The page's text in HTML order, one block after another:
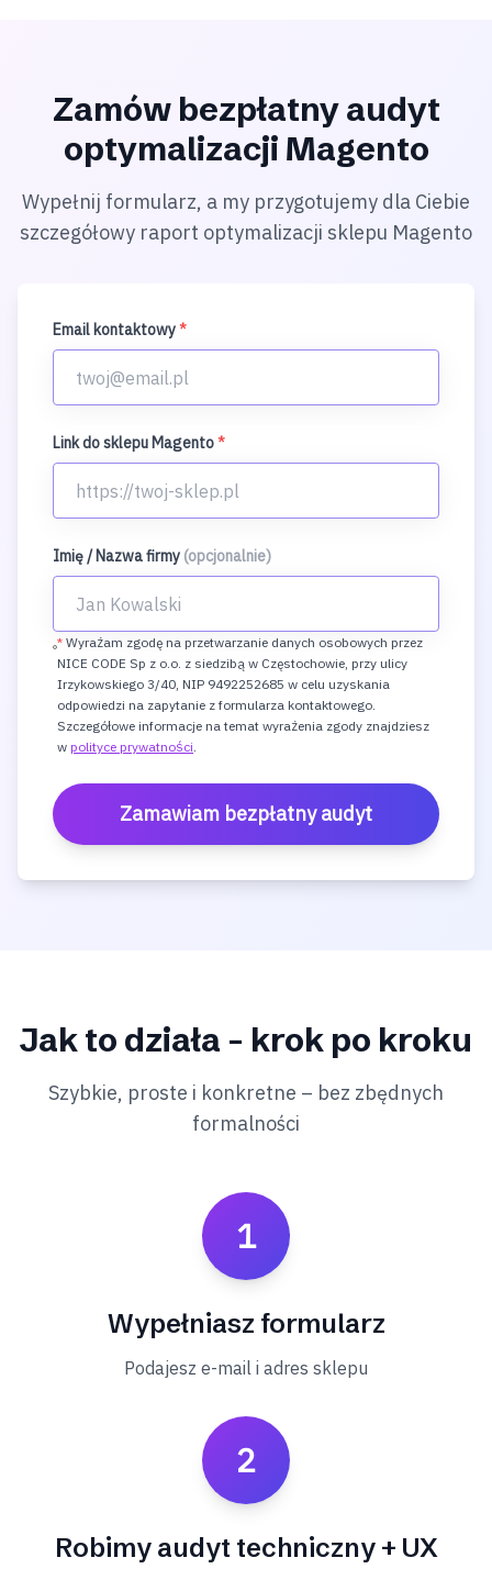
Zamów bezpłatny audyt
optymalizacji Magento
Wypełnij formularz, a my przygotujemy dla Ciebie
szczegółowy raport optymalizacji sklepu Magento
Email kontaktowy*
Link do sklepu Magento*
Imię / Nazwa firmy (opcjonalnie)
* Wyrażam zgodę na przetwarzanie danych osobowych przez
NICE CODE Sp z o.o. z siedzibą w Częstochowie, przy ulicy
Irzykowskiego 3/40, NIP 9492252685 w celu uzyskania
odpowiedzi na zapytanie z formularza kontaktowego.
Szczegółowe informacje na temat wyrażenia zgody znajdziesz
w polityce prywatności.
Zamawiam bezpłatny audyt
Jak to działa – krok po kroku
Szybkie, proste i konkretne – bez zbędnych
formalności
1
Wypełniasz formularz
Podajesz e-mail i adres sklepu
2
Robimy audyt techniczny + UX